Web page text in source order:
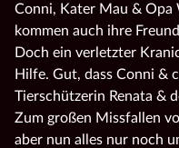
Conni, Kater Mau &
kommen auch ihre
Doch ein verletzter
Hilfe. Gut, dass Conni &
Tierschützerin Renata &
Zum großen Missfallen
aber nun alles nur noch